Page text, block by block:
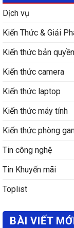
Dịch vụ
Kiến Thức & Giải
Kiến thức bản quyền
Kiến thức camera
Kiến thức laptop
Kiến thức máy tính
Kiến thức phòng
Tin công nghệ
Tin Khuyến mãi
Toplist
BÀI VIẾT